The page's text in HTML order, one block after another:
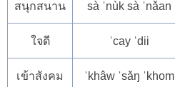
สนุกสนาน sà ˈnùk sà ˈnǎan
ใจดี ˈcay ˈdii
เข้าสังคม
ˈkhâw ˈsǎŋ ˈkhom